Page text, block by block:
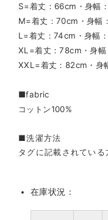
S=着丈：66cm・身幅
M=着丈：70cm・身幅
L=着丈：74cm・身幅
XL=着丈：78cm・身
XXL=着丈：82cm・身
■fabric
コットン100%
■洗濯方法
タグに記載されている
在庫状況：